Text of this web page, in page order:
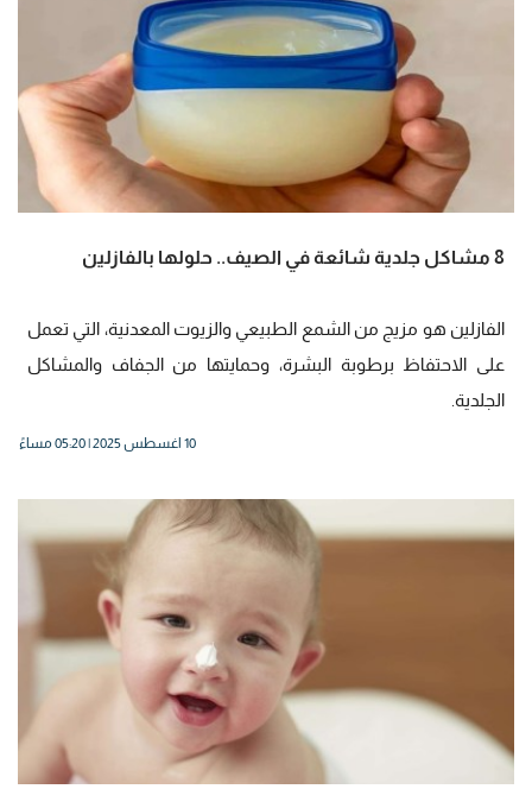
8 مشاكل جلدية شائعة في الصيف.. حلولها بالفازلين
الفازلين هو مزيج من الشمع الطبيعي والزيوت المعدنية، التي تعمل
على الاحتفاظ برطوبة البشرة، وحمايتها من الجفاف والمشاكل
الجلدية.
10 اغسطس 2025 | 05:20 مساءً